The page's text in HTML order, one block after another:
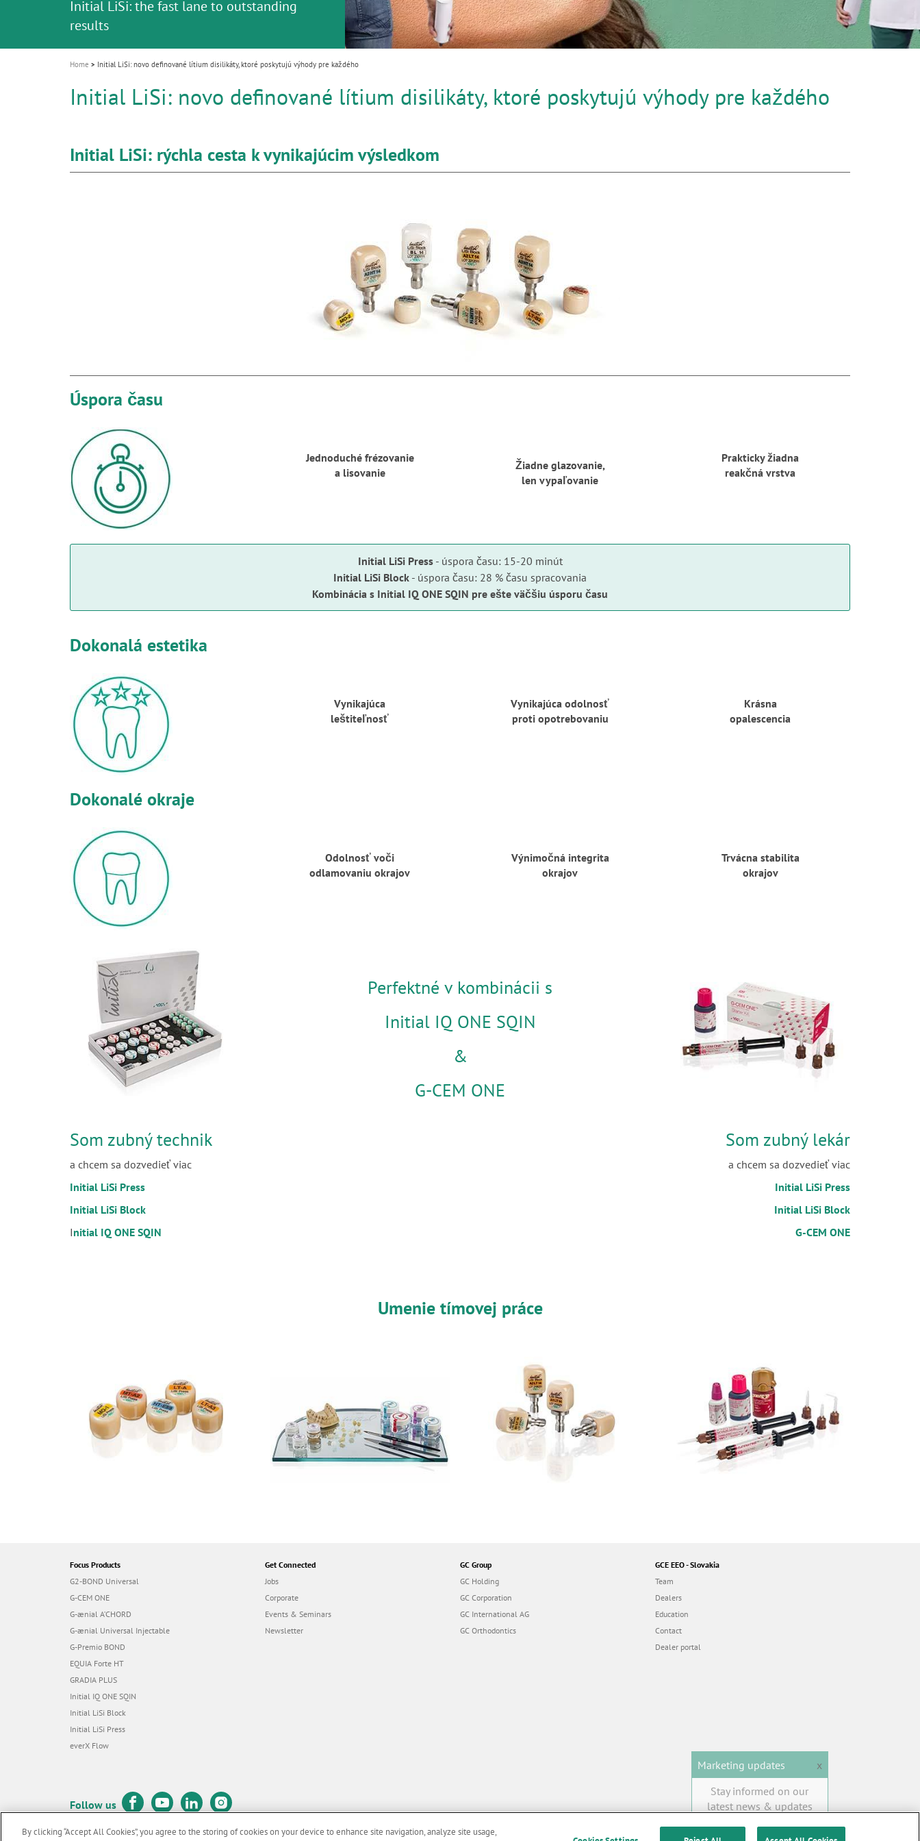
i
o
n
Initial LiSi: the fast lane to outstanding
results
Home Initial LiSi: novo definované lítium disilikáty, ktoré poskytujú výhody pre každého
Initial LiSi: novo definované lítium disilikáty, ktoré poskytujú výhody pre každého
Initial LiSi: rýchla cesta k vynikajúcim výsledkom
Úspora času
Jednoduché frézovanie
a lisovanie
Žiadne glazovanie,
len vypaľovanie
Prakticky žiadna
reakčná vrstva
Initial LiSi Press- úspora času: 15-20 minút
Initial LiSi Block - úspora času: 28 % času spracovania
Kombinácia s Initial IQ ONE SQIN pre ešte väčšiu úsporu času
Dokonalá estetika
Vynikajúca
leštiteľnosť
Vynikajúca odolnosť
proti opotrebovaniu
Krásna
opalescencia
Dokonalé okraje
Odolnosť voči
odlamovaniu okrajov
Výnimočná integrita
okrajov
Trvácna stabilita
okrajov
Perfektné v kombinácii s
Initial IQ ONE SQIN
&
G-CEM ONE
Som zubný technik
a chcem sa dozvedieť viac
Initial LiSi Press
Initial LiSi Block
Initial IQ ONE SQIN
Som zubný lekár
a chcem sa dozvedieť viac
Initial LiSi Press
Initial LiSi Block
G-CEM ONE
Umenie tímovej práce
Focus Products
G2-BOND Universal
G-CEM ONE
G-ænial A’CHORD
G-ænial Universal Injectable
G-Premio BOND
EQUIA Forte HT
GRADIA PLUS
Initial IQ ONE SQIN
Initial LiSi Block
Initial LiSi Press
everX Flow
Get Connected
Jobs
Corporate
Events & Seminars
Newsletter
GC Group
GC Holding
GC Corporation
GC International AG
GC Orthodontics
GCE EEO - Slovakia
Team
Dealers
Education
Contact
Dealer portal
Follow us
Marketing updates
x
Stay informed on our
latest news & updates
SUBSCRIBE
By clicking “Accept All Cookies”, you agree to the storing of cookies on your device to enhance site navigation, analyze site usage,